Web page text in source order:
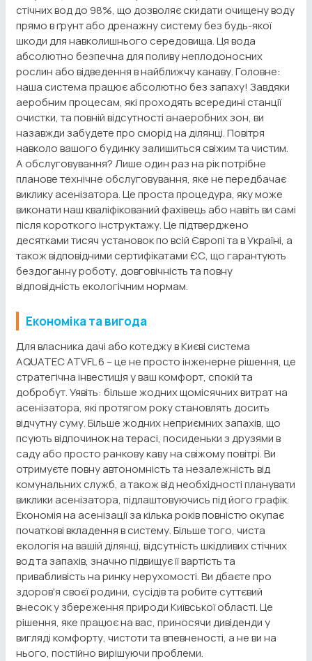
стічних вод до 98%, що дозволяє скидати очищену воду
прямо в ґрунт або дренажну систему без будь-якої
шкоди для навколишнього середовища. Ця вода
абсолютно безпечна для поливу неплодоносних
рослин або відведення в найближчу канаву. Головне:
наша система працює абсолютно без запаху! Завдяки
аеробним процесам, які проходять всередині станції
очистки, та повній відсутності анаеробних зон, ви
назавжди забудете про сморід на ділянці. Повітря
навколо вашого будинку залишиться свіжим та чистим.
А обслуговування? Лише один раз на рік потрібне
планове технічне обслуговування, яке не передбачає
виклику асенізатора. Це проста процедура, яку може
виконати наш кваліфікований фахівець або навіть ви самі
після короткого інструктажу. Це підтверджено
десятками тисяч установок по всій Європі та в Україні, а
також відповідними сертифікатами ЄС, що гарантують
бездоганну роботу, довговічність та повну
відповідність екологічним нормам.
Економіка та вигода
Для власника дачі або котеджу в Києві система
AQUATEC ATVFL 6 – це не просто інженерне рішення, це
стратегічна інвестиція у ваш комфорт, спокій та
добробут. Уявіть: більше жодних щомісячних витрат на
асенізатора, які протягом року становлять досить
відчутну суму. Більше жодних неприємних запахів, що
псують відпочинок на терасі, посиденьки з друзями в
саду або просто ранкову каву на свіжому повітрі. Ви
отримуєте повну автономність та незалежність від
комунальних служб, а також від необхідності планувати
виклики асенізатора, підлаштовуючись під його графік.
Економія на асенізації за кілька років повністю окупає
початкові вкладення в систему. Більше того, чиста
екологія на вашій ділянці, відсутність шкідливих стічних
вод та запахів, значно підвищує її вартість та
привабливість на ринку нерухомості. Ви дбаєте про
здоров'я своєї родини, сусідів та робите суттєвий
внесок у збереження природи Київської області. Це
рішення, яке працює на вас, приносячи дивіденди у
вигляді комфорту, чистоти та впевненості, а не ви на
нього, постійно вирішуючи проблеми.